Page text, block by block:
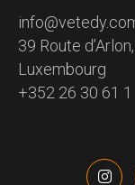
39 Route
Luxembourg
+352 26 30 61 1